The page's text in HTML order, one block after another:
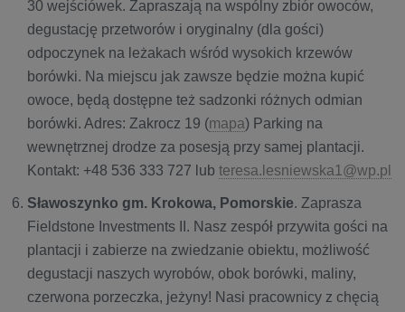
30 wejściówek. Zapraszają na wspólny zbiór owoców,
degustację przetworów i oryginalny (dla gości)
odpoczynek na leżakach wśród wysokich krzewów
borówki. Na miejscu jak zawsze będzie można kupić
owoce, będą dostępne też sadzonki różnych odmian
borówki. Adres: Zakrocz 19 (mapa) Parking na
wewnętrznej drodze za posesją przy samej plantacji.
Kontakt: +48 536 333 727 lub teresa.lesniewska1@wp.pl
Sławoszynko gm. Krokowa, Pomorskie. Zaprasza
Fieldstone Investments II. Nasz zespół przywita gości na
plantacji i zabierze na zwiedzanie obiektu, możliwość
degustacji naszych wyrobów, obok borówki, maliny,
czerwona porzeczka, jeżyny! Nasi pracownicy z chęcią